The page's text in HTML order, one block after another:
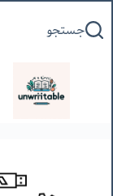
به
جستجو